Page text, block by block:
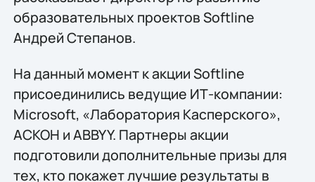
образовательных проектов Softline
Андрей Степанов.
На данный момент к акции Softline
присоединились ведущие ИТ-компании:
Microsoft, «Лаборатория Касперского»,
АСКОН и ABBYY. Партнеры акции
подготовили дополнительные призы для
тех, кто покажет лучшие результаты в